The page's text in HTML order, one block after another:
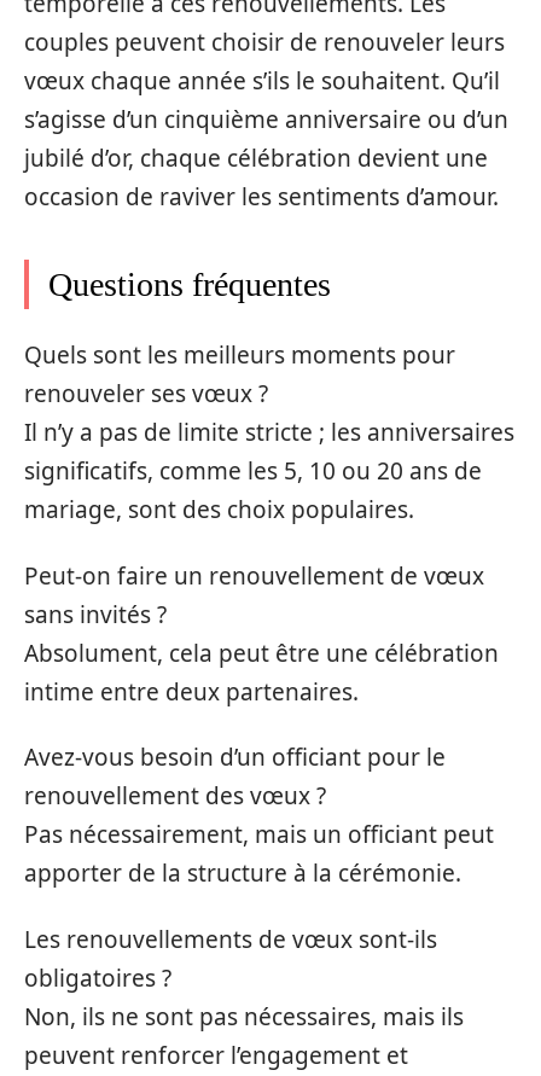
couples peuvent choisir de renouveler leurs
vœux chaque année s’ils le souhaitent. Qu’il
s’agisse d’un cinquième anniversaire ou d’un
jubilé d’or, chaque célébration devient une
occasion de raviver les sentiments d’amour.
Questions fréquentes
Quels sont les meilleurs moments pour
renouveler ses vœux ?
Il n’y a pas de limite stricte ; les anniversaires
significatifs, comme les 5, 10 ou 20 ans de
mariage, sont des choix populaires.
Peut-on faire un renouvellement de vœux
sans invités ?
Absolument, cela peut être une célébration
intime entre deux partenaires.
Avez-vous besoin d’un officiant pour le
renouvellement des vœux ?
Pas nécessairement, mais un officiant peut
apporter de la structure à la cérémonie.
Les renouvellements de vœux sont-ils
obligatoires ?
Non, ils ne sont pas nécessaires, mais ils
peuvent renforcer l’engagement et